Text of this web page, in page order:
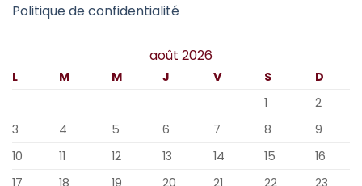
Politique de confidentialité
août 2026
L M M J V S
D
1
2
3
4 5 6 7 8
9
10
11 12 13 14 15
16
17
18 19 20 21 22 23